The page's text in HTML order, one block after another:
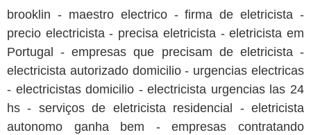
brooklin - maestro electrico - firma de eletricista -
precio electricista - precisa eletricista - eletricista em
Portugal - empresas que precisam de eletricista -
electricista autorizado domicilio - urgencias electricas
- electricistas domicilio - electricista urgencias las 24
hs - serviços de eletricista residencial - eletricista
autonomo ganha bem - empresas contratando